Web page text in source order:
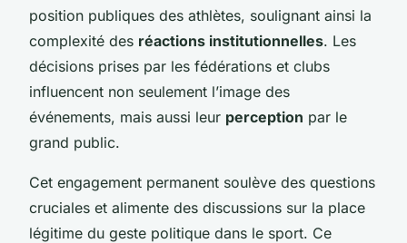
position publiques des athlètes, soulignant ainsi la
complexité des réactions institutionnelles. Les
décisions prises par les fédérations et clubs
influencent non seulement l’image des
événements, mais aussi leur perception par le
grand public.
Cet engagement permanent soulève des questions
cruciales et alimente des discussions sur la place
légitime du geste politique dans le sport. Ce